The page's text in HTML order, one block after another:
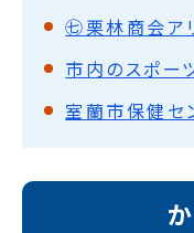
市内のスポー
室蘭市保健セ